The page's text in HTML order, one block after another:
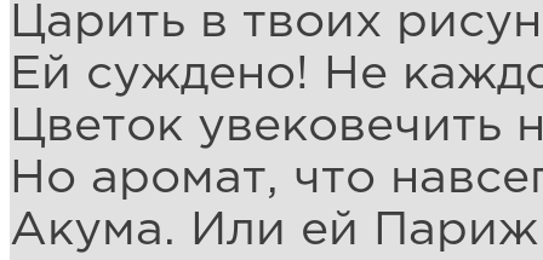
Царить в твоих
Ей суждено! Не
Цветок увековечить
Но аромат, что
Акума. Или ей Париж